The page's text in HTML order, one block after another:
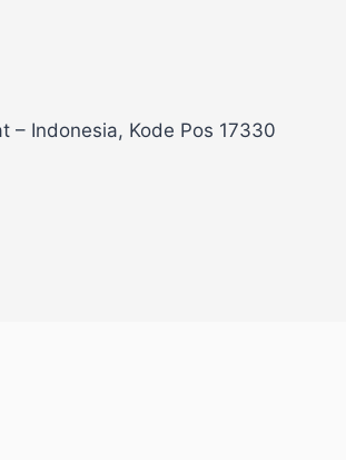
– Indonesia, Kode Pos 17330